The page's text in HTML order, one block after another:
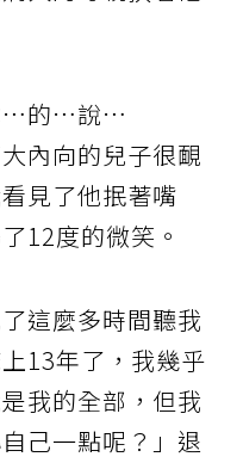
…的…說…
內向的兒子很靦
見了他抿著嘴
12度的微笑。
這麼多時間聽我
13年了，我幾乎
我的全部，但我
己一點呢？」退